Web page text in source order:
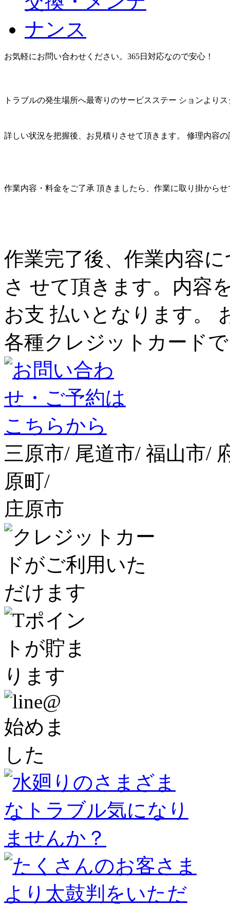
お気軽にお問い合わせください。365日対応なので安心！
トラブルの発生場所へ最寄りのサービスステー ションより
詳しい状況を把握後、お見積りさせて頂きます。 修理内容
作業内容・料金をご了承 頂きましたら、作業に取り掛から
作業完了後、作業内容
さ せて頂きます。内容
お支 払いとなります。
各種クレジットカード
三原市/ 尾道市/ 福山市/
原町/
庄原市